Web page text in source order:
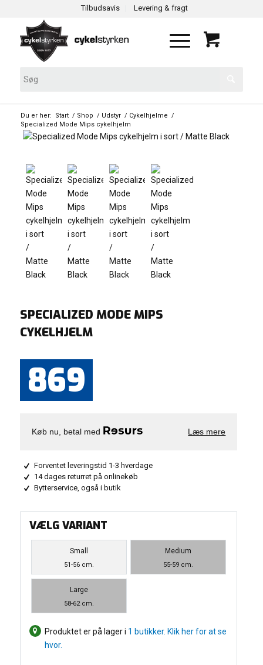
Tilbudsavis Levering & fragt
Du er her: Start / Shop / Udstyr / Cykelhjelme /
Specialized Mode Mips cykelhjelm
SPECIALIZED MODE MIPS
CYKELHJELM
869
Køb nu, betal med Læs mere
Forventet leveringstid 1-3 hverdage
14 dages returret på onlinekøb
Bytterservice, også i butik
VÆLG VARIANT
Small
51-56 cm.
Medium
55-59 cm.
Large
58-62 cm.
Produktet er på lager i 1 butikker. Klik her for at se
hvor.